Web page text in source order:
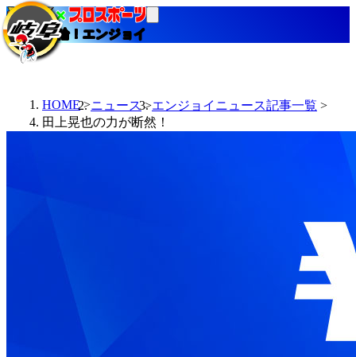
当たる競輪！エンジョイ
HOME ニュース
エンジョイニュース記事一覧
田上晃也の力が断然！